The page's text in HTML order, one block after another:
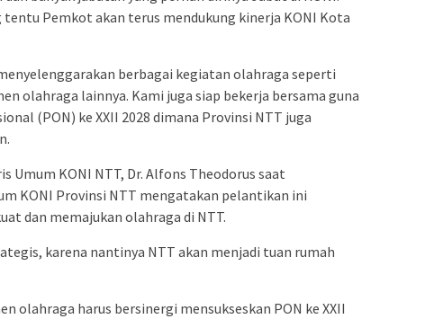
tentu Pemkot akan terus mendukung kinerja KONI Kota
berbagai kegiatan olahraga seperti
olahraga lainnya. Kami juga siap bekerja bersama guna
(PON) ke XXII 2028 dimana Provinsi NTT juga
Umum KONI NTT, Dr. Alfons Theodorus saat
KONI Provinsi NTT mengatakan pelantikan ini
dan memajukan olahraga di NTT.
karena nantinya NTT akan menjadi tuan rumah
olahraga harus bersinergi mensukseskan PON ke XXII